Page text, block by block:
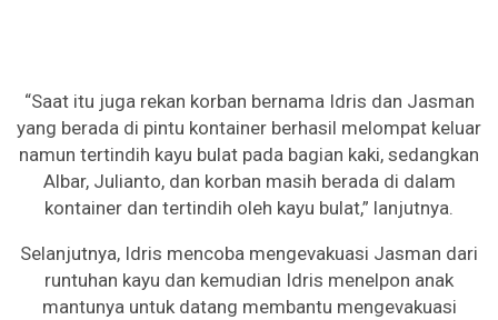
“Saat itu juga rekan korban bernama Idris dan Jasman
yang berada di pintu kontainer berhasil melompat keluar
namun tertindih kayu bulat pada bagian kaki, sedangkan
Albar, Julianto, dan korban masih berada di dalam
kontainer dan tertindih oleh kayu bulat,” lanjutnya.
Selanjutnya, Idris mencoba mengevakuasi Jasman dari
runtuhan kayu dan kemudian Idris menelpon anak
mantunya untuk datang membantu mengevakuasi